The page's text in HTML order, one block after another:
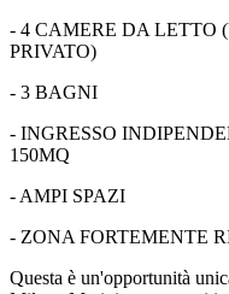
- 4 CAMERE DA LETTO
PRIVATO)
- 3 BAGNI
- INGRESSO
150MQ
- AMPI SPAZI
- ZONA FORTEMENTE
Questa è un'opportunità